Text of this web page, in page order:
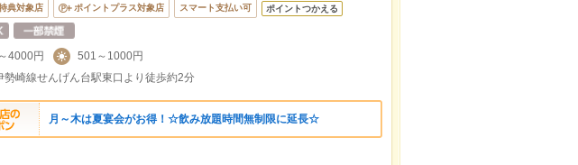
典対象店 ポイントプラス対象店 スマート支払い可 ポイントつかえる
4000円
501～1000円
勢崎線せんげん台駅東口より徒歩約2分
月～木は夏宴会がお得！☆飲み放題時間無制限に延長☆